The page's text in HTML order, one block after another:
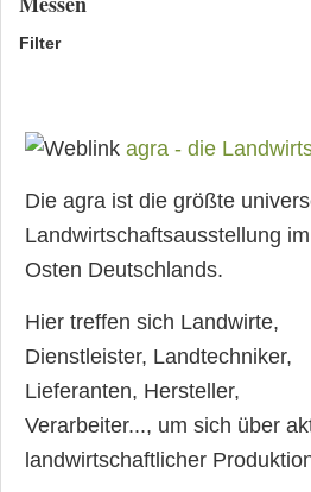
Filter
agra - die
Die agra ist die größte
Landwirtschaftsausstellung im
Osten Deutschlands.
Hier treffen sich Landwirte,
Dienstleister, Landtechniker,
Lieferanten, Hersteller,
Verarbeiter..., um sich über
landwirtschaftlicher